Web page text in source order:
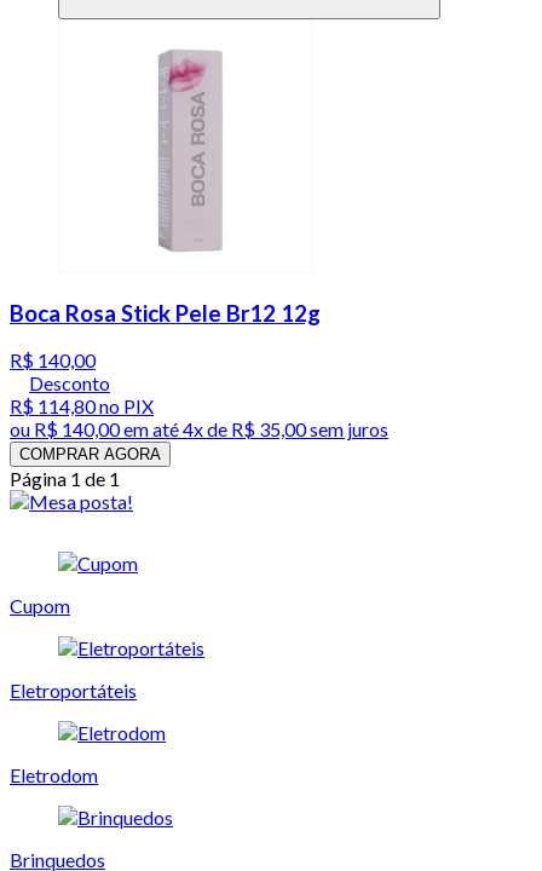
Boca Rosa Stick Pele Br12 12g
R$ 140,00
Desconto
R$ 114,80no PIX
ou R$ 140,00em até4x de R$ 35,00 sem juros
COMPRAR AGORA
Página 1 de 1
Cupom
Eletroportáteis
Eletrodom
Brinquedos